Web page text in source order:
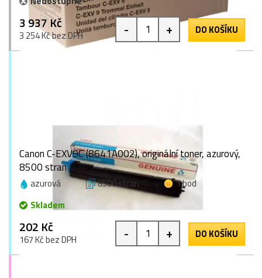
3 937 Kč
3 254 Kč bez DPH - + DO KOŠÍKU
Canon C-EXV9C (8641A002), originální toner, azurový,
8500 stran
azurová 8500 stran
1 bod
Skladem
202 Kč
167 Kč bez DPH - + DO KOŠÍKU